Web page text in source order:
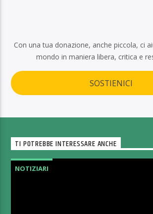
Con una tua donazione, anche piccola, ci
mondo in maniera libera, critica e
SOSTIENICI
TI POTREBBE INTERESSARE ANCHE
NOTIZIARI